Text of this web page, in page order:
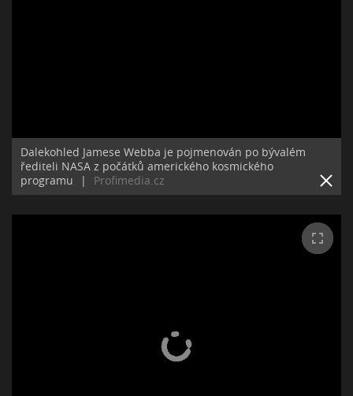
Dalekohled Jamese Webba je pojmenován po bývalém
řediteli NASA z počátků amerického kosmického
programu
| Profimedia.cz